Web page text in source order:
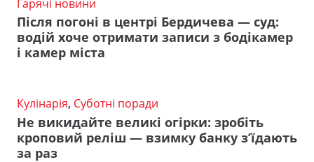
Гарячі новини
Після погоні в центрі Бердичева — суд:
водій хоче отримати записи з бодікамер
і камер міста
Кулінарія, Суботні поради
Не викидайте великі огірки: зробіть
кроповий реліш — взимку банку з’їдають
за раз